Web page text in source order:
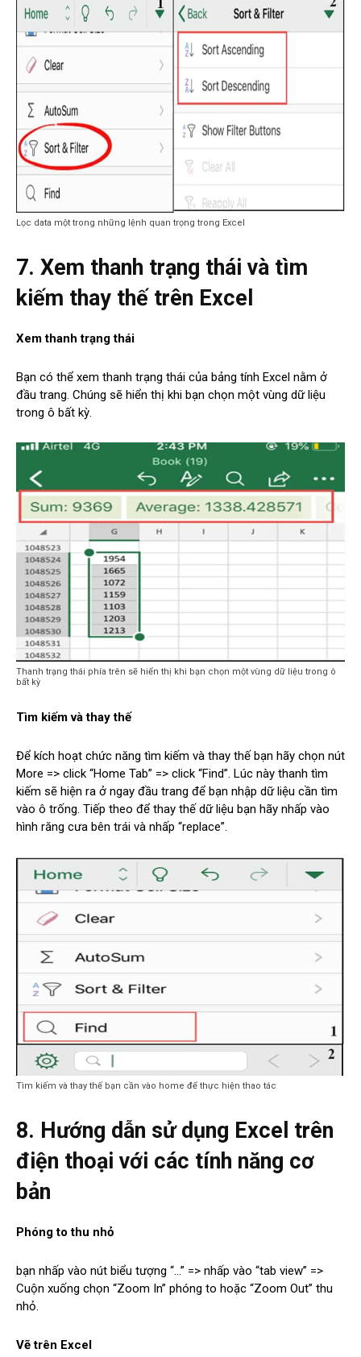
Lọc data một trong những lệnh quan trọng trong Excel
7. Xem thanh trạng thái và tìm
kiếm thay thế trên Excel
Xem thanh trạng thái
Bạn có thể xem thanh trạng thái của bảng tính Excel nằm ở
đầu trang. Chúng sẽ hiển thị khi bạn chọn một vùng dữ liệu
trong ô bất kỳ.
Thanh trạng thái phía trên sẽ hiển thị khi bạn chọn một vùng dữ liệu trong ô
bất kỳ
Tìm kiếm và thay thế
Để kích hoạt chức năng tìm kiếm và thay thế bạn hãy chọn nút
More => click “Home Tab” => click “Find”. Lúc này thanh tìm
kiếm sẽ hiện ra ở ngay đầu trang để bạn nhập dữ liệu cần tìm
vào ô trống. Tiếp theo để thay thế dữ liệu bạn hãy nhấp vào
hình răng cưa bên trái và nhấp “replace”.
Tìm kiếm và thay thế bạn cần vào home để thực hiện thao tác
8. Hướng dẫn sử dụng Excel trên
điện thoại với các tính năng cơ
bản
Phóng to thu nhỏ
bạn nhấp vào nút biểu tượng “…” => nhấp vào “tab view” =>
Cuộn xuống chọn “Zoom In” phóng to hoặc “Zoom Out” thu
nhỏ.
Vẽ trên Excel